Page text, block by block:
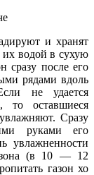
и хранят
их водой в сухую
сразу после его
рядами вдоль
не удается
то оставшиеся
Сразу
руками его
увлажненности
(в 10 — 12
газон хо